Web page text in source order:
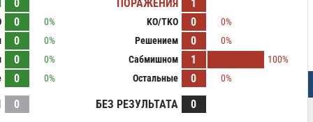
0
0
0%
0
0%
0
0%
0 0%
ПОРАЖЕНИЯ 1
KO/TKO 0
0%
Решением
0
0%
Сабмишном
1
100%
Остальные
0 0%
0 БЕЗ РЕЗУЛЬТАТА 0